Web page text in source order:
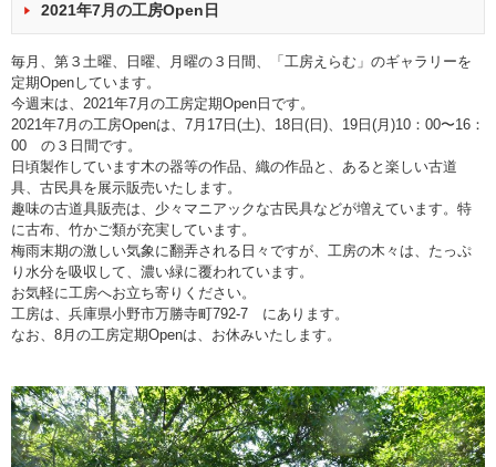
2021年7月の工房Open日
毎月、第３土曜、日曜、月曜の３日間、「工房えらむ」のギャラリーを
定期Openしています。
今週末は、2021年7月の工房定期Open日です。
2021年7月の工房Openは、7月17日(土)、18日(日)、19日(月)10：00〜16：
00 の３日間です。
日頃製作しています木の器等の作品、織の作品と、あると楽しい古道
具、古民具を展示販売いたします。
趣味の古道具販売は、少々マニアックな古民具などが増えています。特
に古布、竹かご類が充実しています。
梅雨末期の激しい気象に翻弄される日々ですが、工房の木々は、たっぷ
り水分を吸収して、濃い緑に覆われています。
お気軽に工房へお立ち寄りください。
工房は、兵庫県小野市万勝寺町792-7 にあります。
なお、8月の工房定期Openは、お休みいたします。